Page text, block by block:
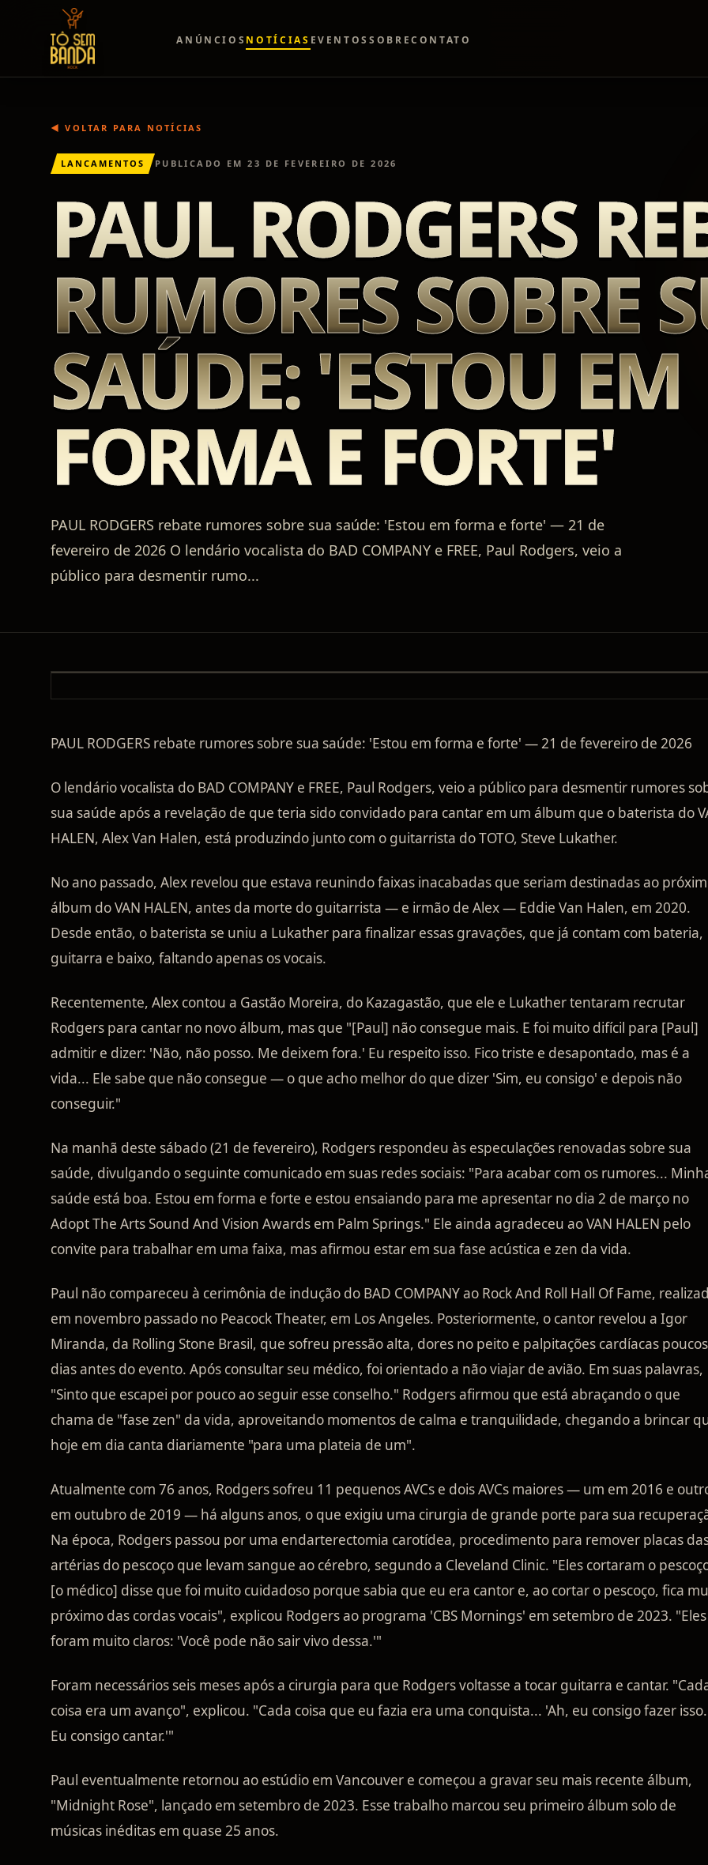
ANÚNCIOS NOTÍCIAS EVENTOSSOBRECONTATO
◀ VOLTAR PARA NOTÍCIAS
LANCAMENTOS PUBLICADO EM23 DE FEVEREIRO DE 2026
PAUL RODGERS
RUMORES SOBRE
SAÚDE: 'ESTOU EM
FORMA E FORTE'
PAUL RODGERS rebate rumores sobre sua saúde: 'Estou em forma e forte' — 21 de
fevereiro de 2026 O lendário vocalista do BAD COMPANY e FREE, Paul Rodgers, veio a
público para desmentir rumo...
PAUL RODGERS rebate rumores sobre sua saúde: 'Estou em forma e forte' — 21 de fevereiro de 2026
O lendário vocalista do BAD COMPANY e FREE, Paul Rodgers, veio a público para desmentir rumores
sua saúde após a revelação de que teria sido convidado para cantar em um álbum que o baterista do
HALEN, Alex Van Halen, está produzindo junto com o guitarrista do TOTO, Steve Lukather.
No ano passado, Alex revelou que estava reunindo faixas inacabadas que seriam destinadas ao
álbum do VAN HALEN, antes da morte do guitarrista — e irmão de Alex — Eddie Van Halen, em 2020.
Desde então, o baterista se uniu a Lukather para finalizar essas gravações, que já contam com bateria,
guitarra e baixo, faltando apenas os vocais.
Recentemente, Alex contou a Gastão Moreira, do Kazagastão, que ele e Lukather tentaram recrutar
Rodgers para cantar no novo álbum, mas que "[Paul] não consegue mais. E foi muito difícil para [Paul]
admitir e dizer: 'Não, não posso. Me deixem fora.' Eu respeito isso. Fico triste e desapontado, mas é a
vida... Ele sabe que não consegue — o que acho melhor do que dizer 'Sim, eu consigo' e depois não
conseguir."
Na manhã deste sábado (21 de fevereiro), Rodgers respondeu às especulações renovadas sobre sua
saúde, divulgando o seguinte comunicado em suas redes sociais: "Para acabar com os rumores...
saúde está boa. Estou em forma e forte e estou ensaiando para me apresentar no dia 2 de março no
Adopt The Arts Sound And Vision Awards em Palm Springs." Ele ainda agradeceu ao VAN HALEN pelo
convite para trabalhar em uma faixa, mas afirmou estar em sua fase acústica e zen da vida.
Paul não compareceu à cerimônia de indução do BAD COMPANY ao Rock And Roll Hall Of Fame,
em novembro passado no Peacock Theater, em Los Angeles. Posteriormente, o cantor revelou a Igor
Miranda, da Rolling Stone Brasil, que sofreu pressão alta, dores no peito e palpitações cardíacas poucos
dias antes do evento. Após consultar seu médico, foi orientado a não viajar de avião. Em suas palavras,
"Sinto que escapei por pouco ao seguir esse conselho." Rodgers afirmou que está abraçando o que
chama de "fase zen" da vida, aproveitando momentos de calma e tranquilidade, chegando a brincar
hoje em dia canta diariamente "para uma plateia de um".
Atualmente com 76 anos, Rodgers sofreu 11 pequenos AVCs e dois AVCs maiores — um em 2016 e
em outubro de 2019 — há alguns anos, o que exigiu uma cirurgia de grande porte para sua
Na época, Rodgers passou por uma endarterectomia carotídea, procedimento para remover placas
artérias do pescoço que levam sangue ao cérebro, segundo a Cleveland Clinic. "Eles cortaram o
[o médico] disse que foi muito cuidadoso porque sabia que eu era cantor e, ao cortar o pescoço, fica
próximo das cordas vocais", explicou Rodgers ao programa 'CBS Mornings' em setembro de 2023. "Eles
foram muito claros: 'Você pode não sair vivo dessa.'"
Foram necessários seis meses após a cirurgia para que Rodgers voltasse a tocar guitarra e cantar.
coisa era um avanço", explicou. "Cada coisa que eu fazia era uma conquista... 'Ah, eu consigo fazer isso.
Eu consigo cantar.'"
Paul eventualmente retornou ao estúdio em Vancouver e começou a gravar seu mais recente álbum,
"Midnight Rose", lançado em setembro de 2023. Esse trabalho marcou seu primeiro álbum solo de
músicas inéditas em quase 25 anos.